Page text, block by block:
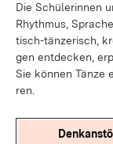
Die Schü­le­rin­nen
Rhyth­mus,
tisch-tän­ze­risch,
gen ent­de­cken,
Sie kön­nen
ren.